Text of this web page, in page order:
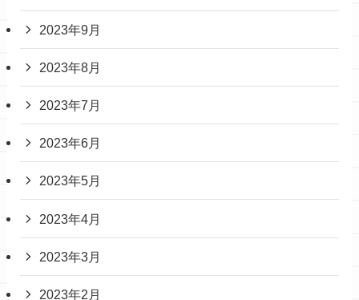
2023年9月
2023年8月
2023年7月
2023年6月
2023年5月
2023年4月
2023年3月
2023年2月